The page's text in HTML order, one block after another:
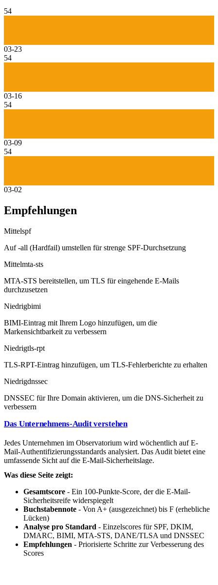
54
03-23
54
03-16
54
03-09
54
03-02
Empfehlungen
Mittelspf
Auf -all (Hardfail) umstellen für strenge SPF-Durchsetzung
Mittelmta-sts
MTA-STS bereitstellen, um TLS für eingehende E-Mails
durchzusetzen
Niedrigbimi
BIMI-Eintrag mit Ihrem Logo hinzufügen, um die
Markensichtbarkeit zu verbessern
Niedrigtls-rpt
TLS-RPT-Eintrag hinzufügen, um TLS-Fehlerberichte zu erhalten
Niedrigdnssec
DNSSEC für Ihre Domain aktivieren, um die DNS-Sicherheit zu
verbessern
Das Unternehmens-Audit verstehen
Jedes Unternehmen im Observatorium wird wöchentlich auf E-
Mail-Authentifizierungsstandards analysiert. Das Audit bietet eine
umfassende Sicht auf die E-Mail-Sicherheitslage.
Was diese Seite zeigt:
Gesamtscore - Ein 100-Punkte-Score, der die E-Mail-
Sicherheitsreife widerspiegelt
Buchstabennote - Von A+ (ausgezeichnet) bis F (erhebliche
Lücken)
Analyse pro Standard - Einzelscores für SPF, DKIM,
DMARC, BIMI, MTA-STS, DANE/TLSA und DNSSEC
Empfehlungen - Priorisierte Schritte zur Verbesserung des
Scores